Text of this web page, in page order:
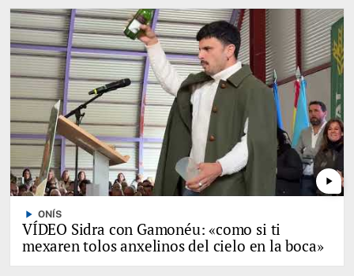
play_arrow
play_arrow ONÍS
VÍDEO Sidra con Gamonéu: «como si ti
mexaren tolos anxelinos del cielo en la boca»